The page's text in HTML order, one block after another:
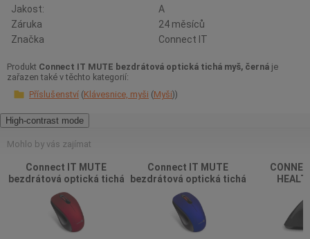
Jakost:
A
Záruka
24 měsíců
Značka
Connect IT
Produkt Connect IT MUTE bezdrátová optická tichá myš, černá je
zařazen také v těchto kategorií:
Příslušenství Klávesnice, myši Myši
High-contrast mode
Mohlo by vás zajímat
Connect IT MUTE
bezdrátová optická tichá
myš, červená
Connect IT MUTE
bezdrátová optická tichá
myš, modrá